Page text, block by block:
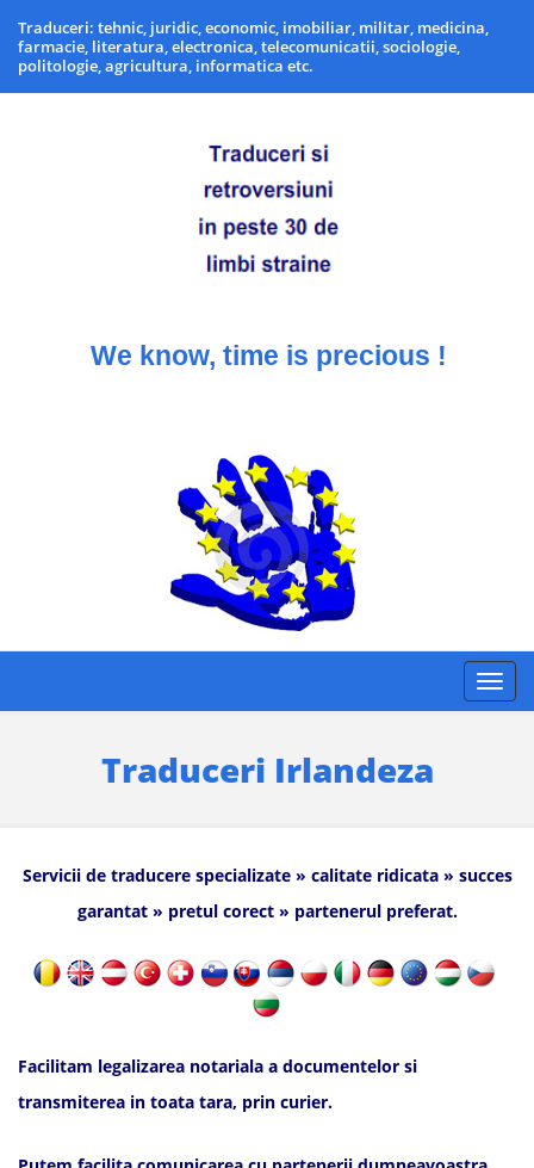
Traduceri: tehnic, juridic, economic, imobiliar, militar, medicina,
farmacie, literatura, electronica, telecomunicatii, sociologie,
politologie, agricultura, informatica etc.
We know, time is precious !
Traduceri Irlandeza
Servicii de traducere specializate » calitate ridicata » succes
garantat » pretul corect » partenerul preferat.
Facilitam legalizarea notariala a documentelor si
transmiterea in toata tara, prin curier.